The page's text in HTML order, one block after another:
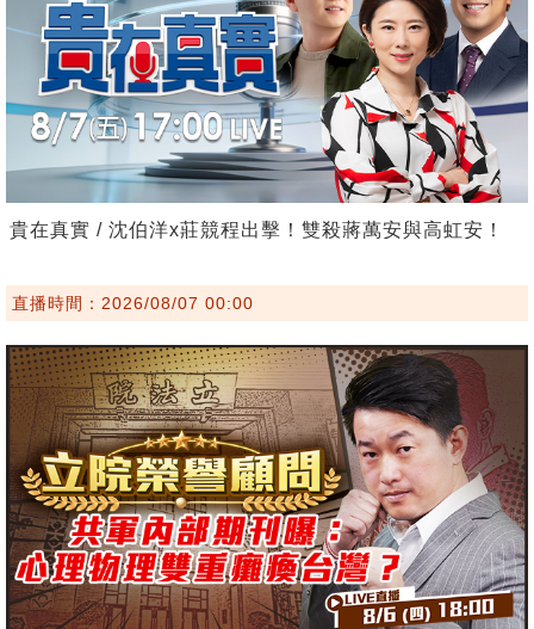
貴在真實 / 沈伯洋x莊競程出擊！雙殺蔣萬安與高虹安！
直播時間：2026/08/07 00:00